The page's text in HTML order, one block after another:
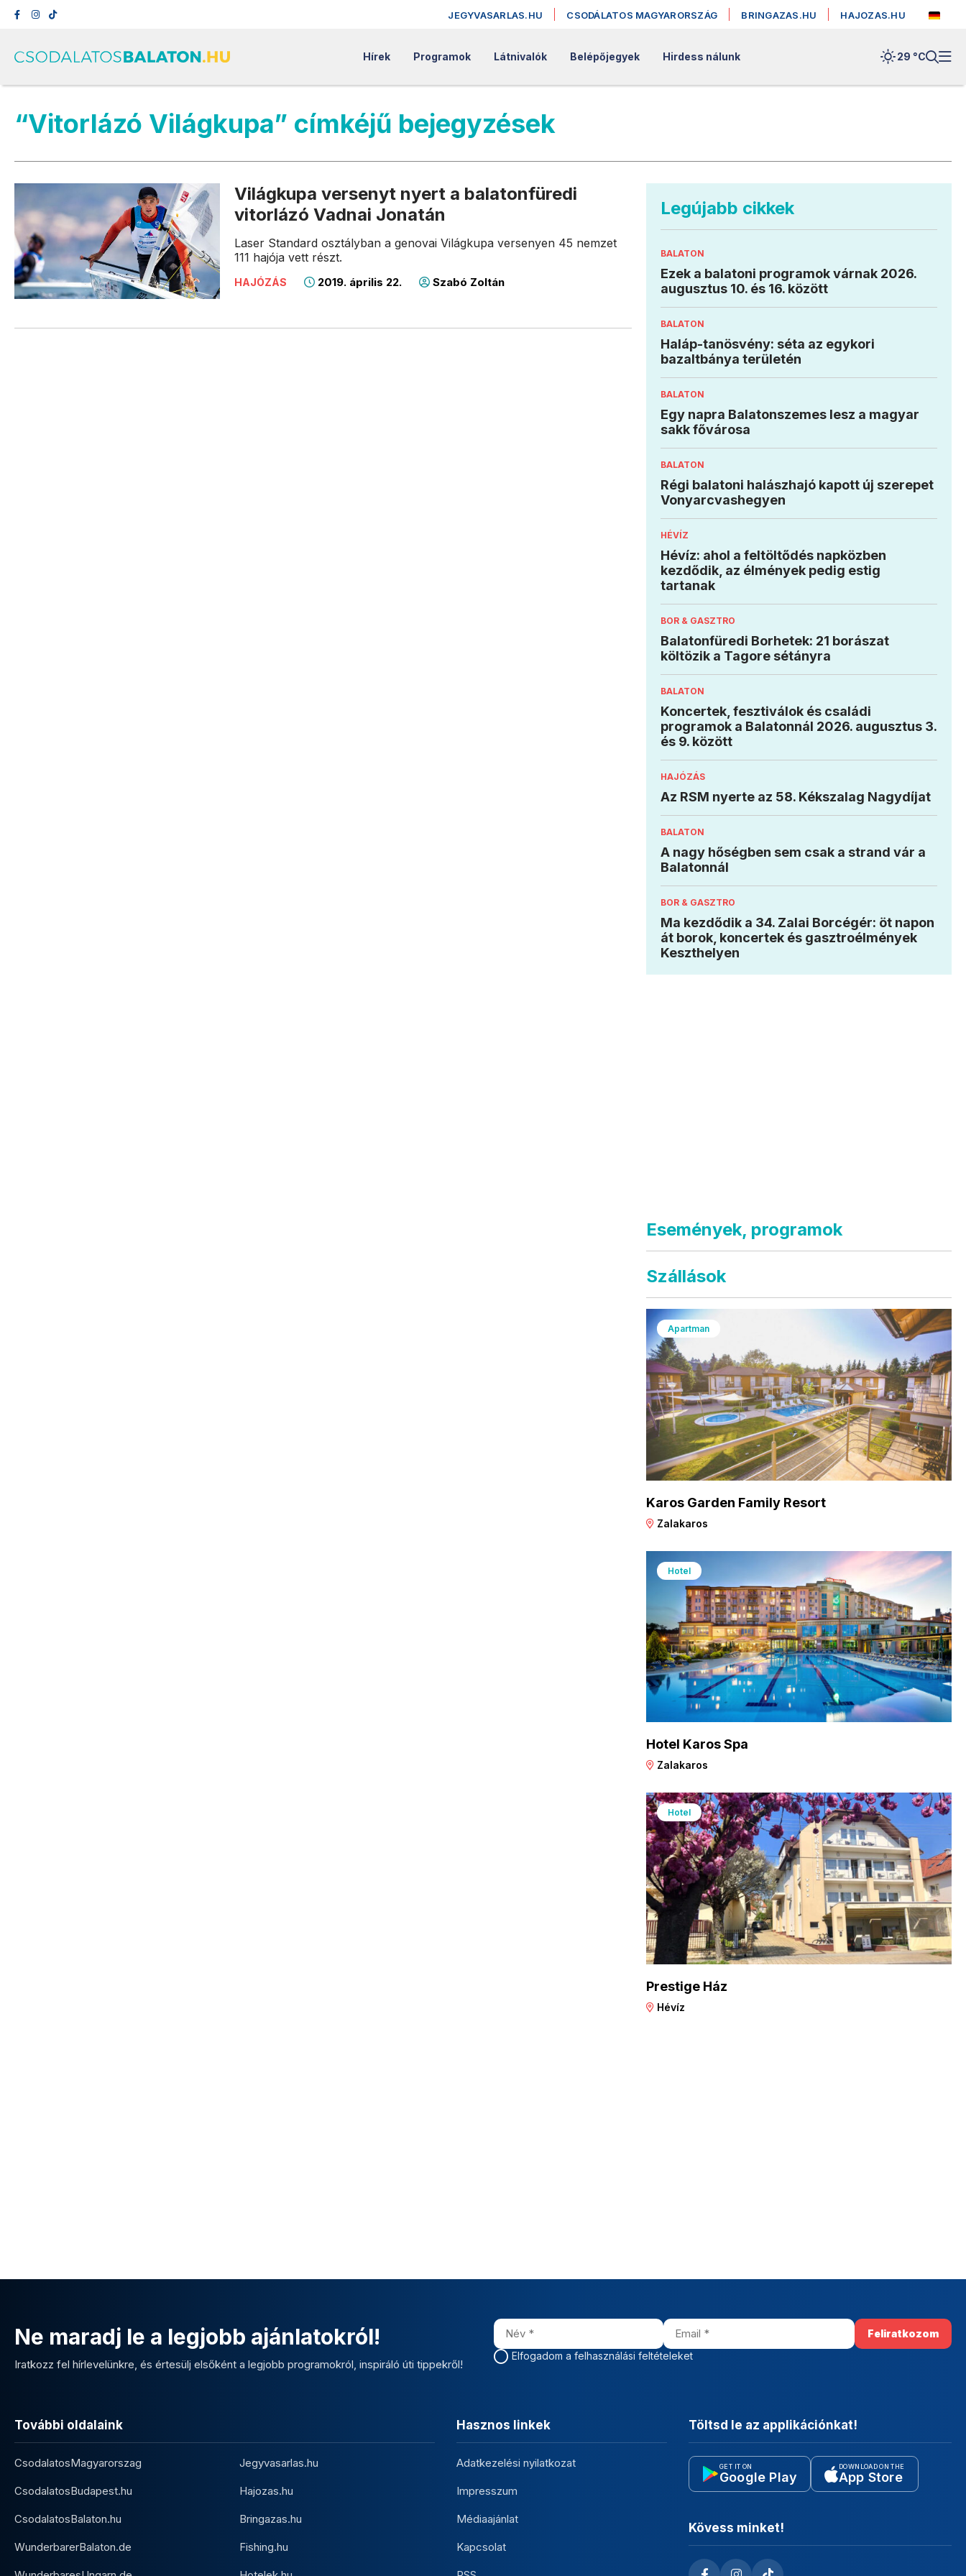
JEGYVASARLAS.HU CSODÁLATOS MAGYARORSZÁG BRINGAZAS.HU HAJOZAS.HU
Hírek Programok Látnivalók Belépőjegyek Hirdess nálunk 29 °C
“Vitorlázó Világkupa” címkéjű bejegyzések
Világkupa versenyt nyert a balatonfüredi
vitorlázó Vadnai Jonatán
Laser Standard osztályban a genovai Világkupa versenyen 45 nemzet
111 hajója vett részt.
HAJÓZÁS 2019. április 22. Szabó Zoltán
Legújabb cikkek
BALATON
Ezek a balatoni programok várnak 2026.
augusztus 10. és 16. között
BALATON
Haláp-tanösvény: séta az egykori
bazaltbánya területén
BALATON
Egy napra Balatonszemes lesz a magyar
sakk fővárosa
BALATON
Régi balatoni halászhajó kapott új szerepet
Vonyarcvashegyen
HÉVÍZ
Hévíz: ahol a feltöltődés napközben
kezdődik, az élmények pedig estig
tartanak
BOR & GASZTRO
Balatonfüredi Borhetek: 21 borászat
költözik a Tagore sétányra
BALATON
Koncertek, fesztiválok és családi
programok a Balatonnál 2026. augusztus 3.
és 9. között
HAJÓZÁS
Az RSM nyerte az 58. Kékszalag Nagydíjat
BALATON
A nagy hőségben sem csak a strand vár a
Balatonnál
BOR & GASZTRO
Ma kezdődik a 34. Zalai Borcégér: öt napon
át borok, koncertek és gasztroélmények
Keszthelyen
Események, programok
Szállások
Apartman
Karos Garden Family Resort
Zalakaros
Hotel
Hotel Karos Spa
Zalakaros
Hotel
Prestige Ház
Hévíz
Ne maradj le a legjobb ajánlatokról!
Iratkozz fel hírlevelünkre, és értesülj elsőként a legjobb programokról, inspiráló úti tippekről!
Elfogadom a felhasználási feltételeket
További oldalaink
CsodalatosMagyarorszag
CsodalatosBudapest.hu
CsodalatosBalaton.hu
WunderbarerBalaton.de
Jegyvasarlas.hu
Hajozas.hu
Bringazas.hu
Fishing.hu
Hasznos linkek
Adatkezelési nyilatkozat
Impresszum
Médiaajánlat
Kapcsolat
Töltsd le az applikációnkat!
GET IT ON
Google Play
DOWNLOAD ON THE
App Store
Kövess minket!